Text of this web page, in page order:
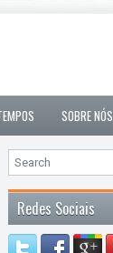
SOBRE NÓS
Redes Sociais